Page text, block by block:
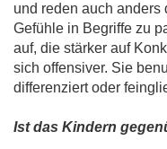
und reden auch anders
Gefühle in Begriffe zu
auf, die stärker auf
sich offensiver. Sie
differenziert oder
Ist das Kindern